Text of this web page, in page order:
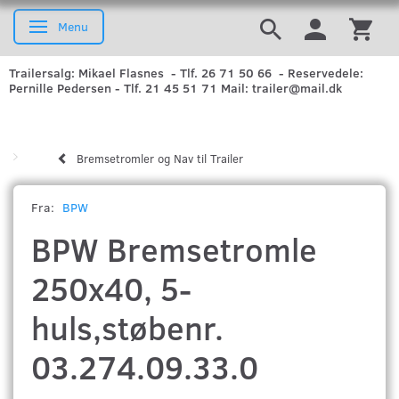
Skifte navigation
Menu
Trailersalg: Mikael Flasnes - Tlf. 26 71 50 66 - Reservedele:
Pernille Pedersen - Tlf. 21 45 51 71 Mail: trailer@mail.dk
Bremsetromler og Nav til Trailer
Fra: BPW
BPW Bremsetromle
250x40, 5-
huls,støbenr.
03.274.09.33.0